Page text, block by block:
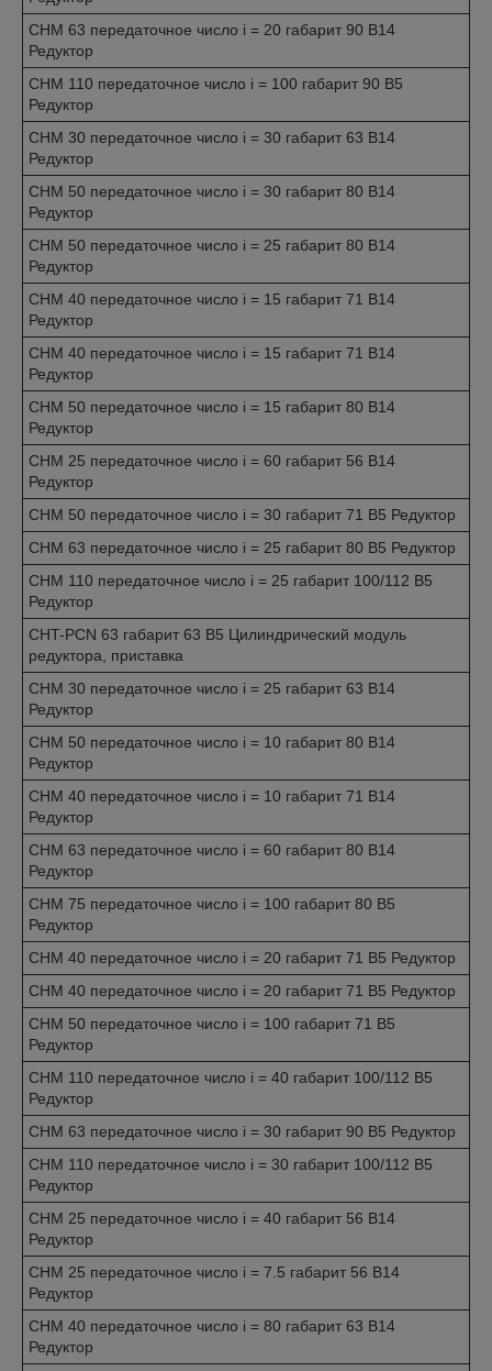
CHM 63 передаточное число i = 20 габарит 90 B14
Редуктор
CHM 110 передаточное число i = 100 габарит 90 B5
Редуктор
CHM 30 передаточное число i = 30 габарит 63 B14
Редуктор
CHM 50 передаточное число i = 30 габарит 80 B14
Редуктор
CHM 50 передаточное число i = 25 габарит 80 B14
Редуктор
CHM 40 передаточное число i = 15 габарит 71 B14
Редуктор
CHM 40 передаточное число i = 15 габарит 71 B14
Редуктор
CHM 50 передаточное число i = 15 габарит 80 B14
Редуктор
CHM 25 передаточное число i = 60 габарит 56 B14
Редуктор
CHM 50 передаточное число i = 30 габарит 71 B5 Редуктор
CHM 63 передаточное число i = 25 габарит 80 B5 Редуктор
CHM 110 передаточное число i = 25 габарит 100/112 B5
Редуктор
CHT-PCN 63 габарит 63 B5 Цилиндрический модуль
редуктора, приставка
CHM 30 передаточное число i = 25 габарит 63 B14
Редуктор
CHM 50 передаточное число i = 10 габарит 80 B14
Редуктор
CHM 40 передаточное число i = 10 габарит 71 B14
Редуктор
CHM 63 передаточное число i = 60 габарит 80 B14
Редуктор
CHM 75 передаточное число i = 100 габарит 80 B5
Редуктор
CHM 40 передаточное число i = 20 габарит 71 B5 Редуктор
CHM 40 передаточное число i = 20 габарит 71 B5 Редуктор
CHM 50 передаточное число i = 100 габарит 71 B5
Редуктор
CHM 110 передаточное число i = 40 габарит 100/112 B5
Редуктор
CHM 63 передаточное число i = 30 габарит 90 B5 Редуктор
CHM 110 передаточное число i = 30 габарит 100/112 B5
Редуктор
CHM 25 передаточное число i = 40 габарит 56 B14
Редуктор
CHM 25 передаточное число i = 7.5 габарит 56 B14
Редуктор
CHM 40 передаточное число i = 80 габарит 63 B14
Редуктор